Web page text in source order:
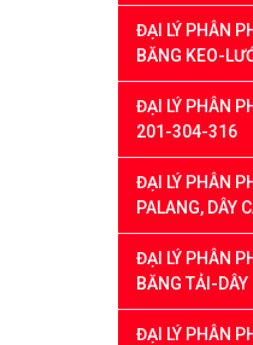
ĐẠI LÝ PHÂN
BĂNG KEO-
ĐẠI LÝ PHÂN
201-304-316
ĐẠI LÝ PHÂN
PALANG, DÂY
ĐẠI LÝ PHÂN
BĂNG TẢI-DÂY
ĐẠI LÝ PHÂN